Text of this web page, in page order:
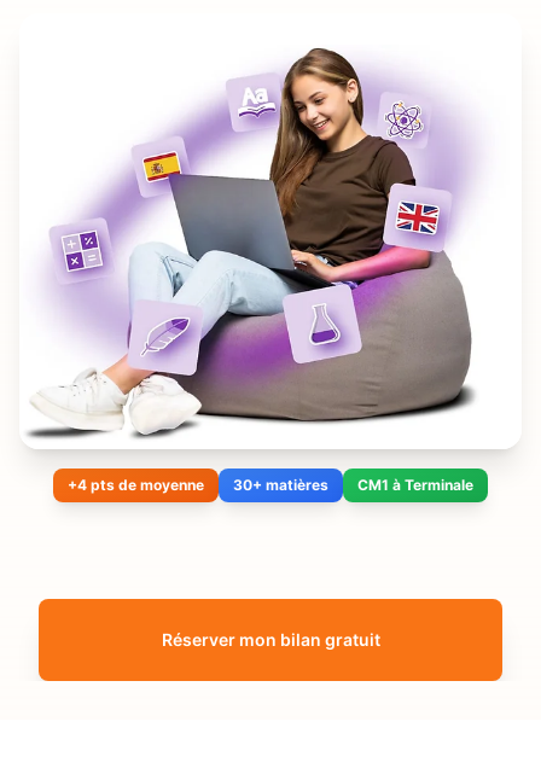
+4 pts de moyenne 30+ matières CM1 à Terminale
Réserver mon bilan gratuit